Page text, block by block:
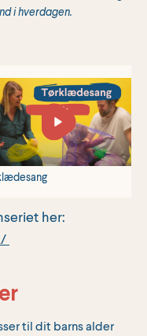
i hverdagen.
her:
til dit barns alder